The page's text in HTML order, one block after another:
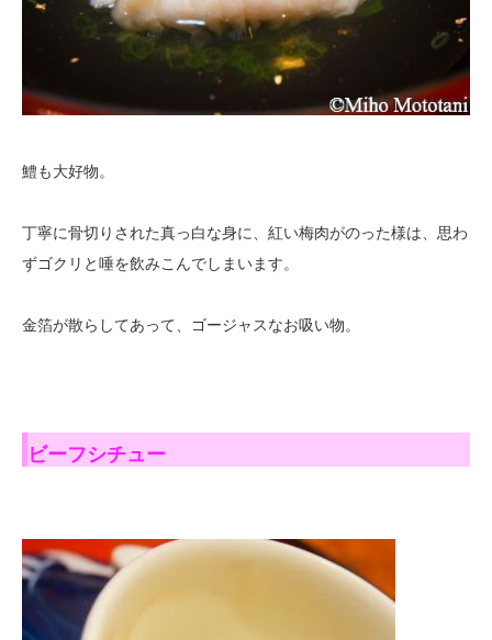
鱧も大好物。
丁寧に骨切りされた真っ白な身に、紅い梅肉がのった様は、思わ
ずゴクリと唾を飲みこんでしまいます。
金箔が散らしてあって、ゴージャスなお吸い物。
ビーフシチュー